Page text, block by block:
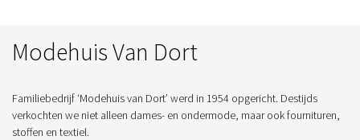
Modehuis Van Dort
Familiebedrijf ‘Modehuis van Dort’ werd in 1954 opgericht. Destijds
verkochten we niet alleen dames- en ondermode, maar ook fournituren,
stoffen en textiel.